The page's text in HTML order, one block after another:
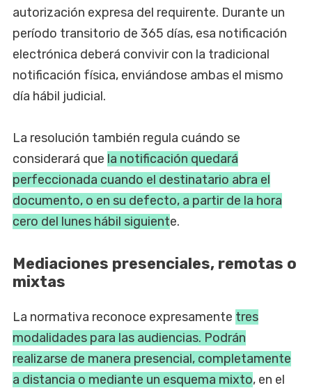
autorización expresa del requirente. Durante un
período transitorio de 365 días, esa notificación
electrónica deberá convivir con la tradicional
notificación física, enviándose ambas el mismo
día hábil judicial.
La resolución también regula cuándo se
considerará que la notificación quedará
perfeccionada cuando el destinatario abra el
documento, o en su defecto, a partir de la hora
cero del lunes hábil siguiente.
Mediaciones presenciales, remotas o
mixtas
La normativa reconoce expresamente tres
modalidades para las audiencias. Podrán
realizarse de manera presencial, completamente
a distancia o mediante un esquema mixto, en el